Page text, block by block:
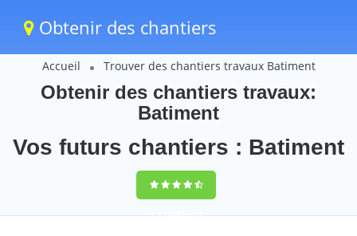
Obtenir des chantiers
Accueil Trouver des chantiers travaux Batiment
Obtenir des chantiers travaux:
Batiment
Vos futurs chantiers : Batiment
9,5(100%)78